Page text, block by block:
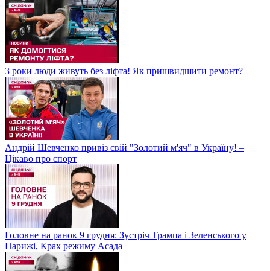
3 роки люди живуть без ліфта! Як пришвидшити ремонт?
Андрій Шевченко привіз свій "Золотий м'яч" в Україну! –
Цікаво про спорт
Головне на ранок 9 грудня: Зустріч Трампа і Зеленського у
Парижі, Крах режиму Асада